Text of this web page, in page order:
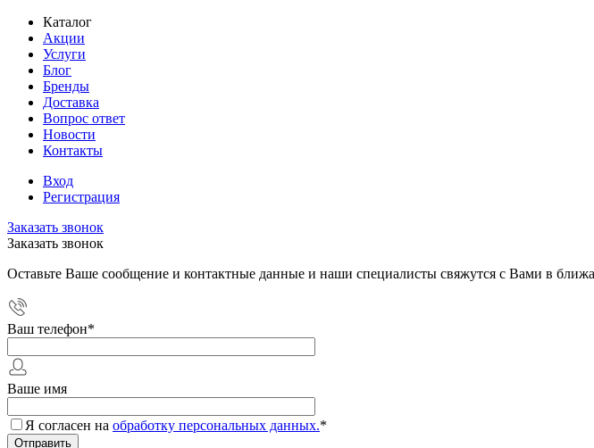
Каталог
Акции
Услуги
Блог
Бренды
Доставка
Вопрос ответ
Новости
Контакты
Вход
Регистрация
Заказать звонок
Заказать звонок
Оставьте Ваше сообщение и контактные данные и наши специалисты свяжутся с Вами в
Ваш телефон*
Ваше имя
Я согласен на обработку персональных данных.*